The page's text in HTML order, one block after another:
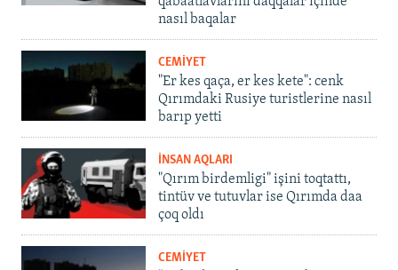
nasıl baqalar
CEMİYET
"Er kes qaça, er kes kete": cenk
Qırımdaki Rusiye turistlerine nasıl
barıp yetti
İNSAN AQLARI
"Qırım birdemligi" işini toqtattı,
tintüv ve tutuvlar ise Qırımda daa
çoq oldı
CEMİYET